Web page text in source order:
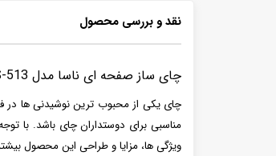
نقد و بررسی محصول
چای ساز صفحه ای ناسا مدل NS-513
چای یکی از محبوب ترین نوشیدنی ها در
مناسبی برای دوستداران چای باشد. با
ویژگی ها، مزایا و طراحی این محصول